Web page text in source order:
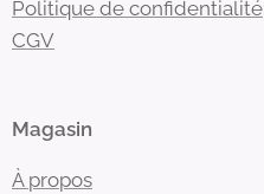
Politique de confidentialité
CGV
Magasin
À propos